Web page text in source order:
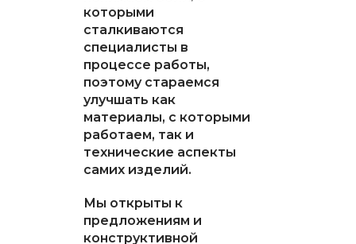
которыми
сталкиваются
специалисты в
процессе работы,
поэтому стараемся
улучшать как
материалы, с которыми
работаем, так и
технические аспекты
самих изделий.
Мы открыты к
предложениям и
конструктивной